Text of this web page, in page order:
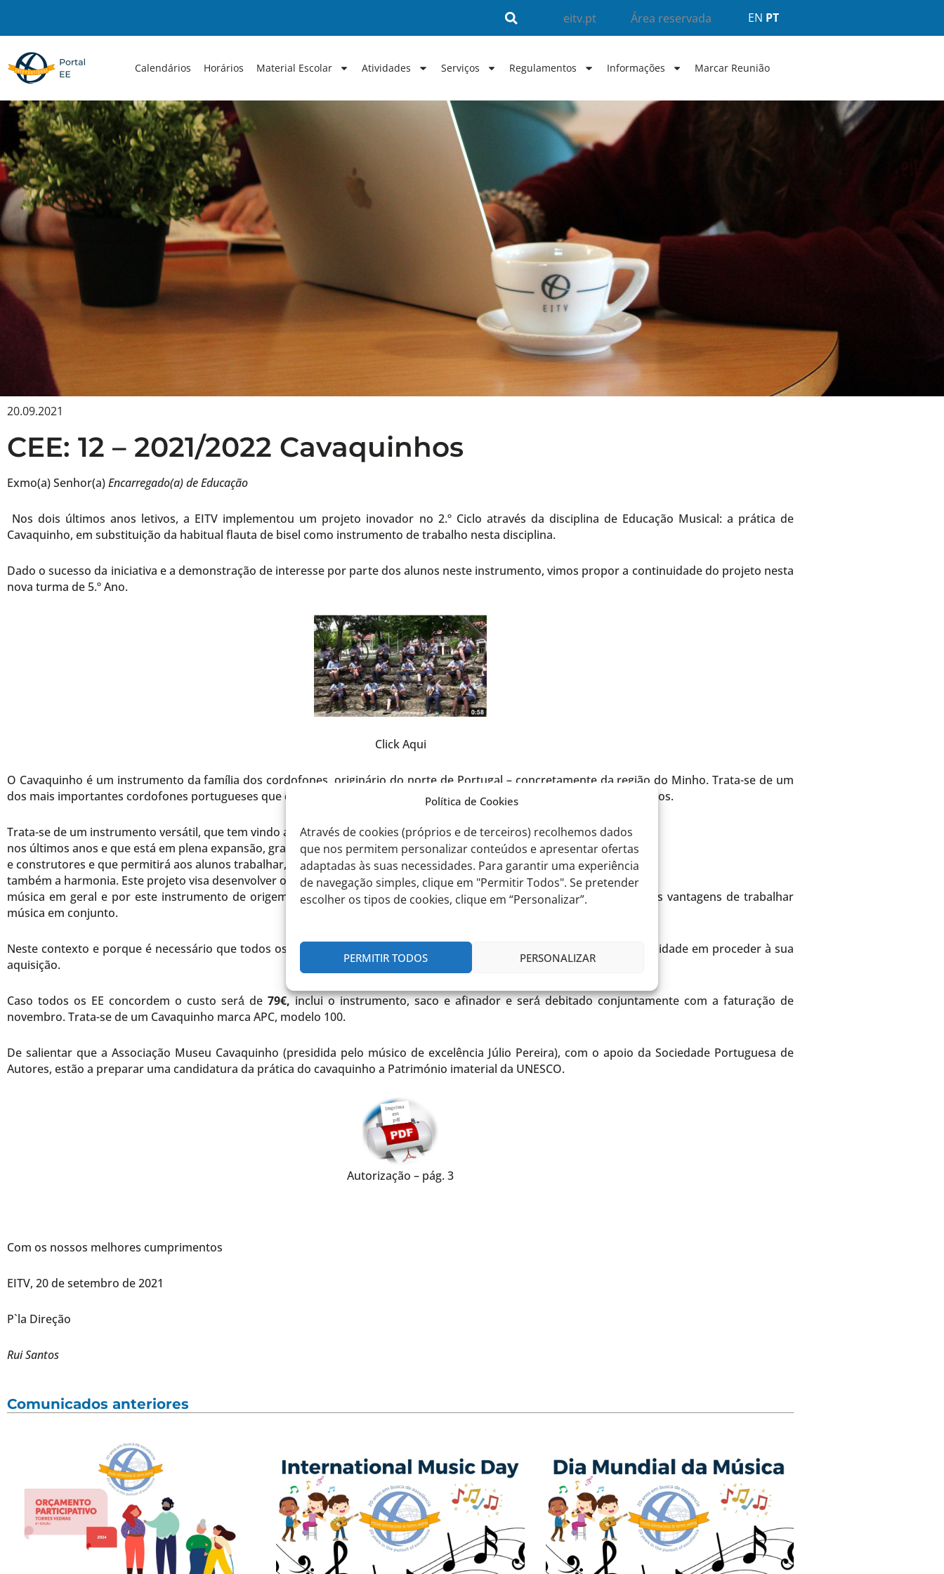
Política de Cookies
Através de cookies (próprios e de terceiros) recolhemos dados
que nos permitem personalizar conteúdos e apresentar ofertas
adaptadas às suas necessidades. Para garantir uma experiência
de navegação simples, clique em "Permitir Todos". Se pretender
escolher os tipos de cookies, clique em “Personalizar”.
PERMITIR TODOS PERSONALIZAR
content
eitv.pt Área reservada EN PT
Calendários Horários Material Escolar Atividades Serviços Regulamentos Informações Marcar Reunião
20.09.2021
CEE: 12 – 2021/2022 Cavaquinhos
Exmo(a) Senhor(a)Encarregado(a) de Educação
Nos dois últimos anos letivos, a EITV implementou um projeto inovador no 2.º Ciclo através da disciplina de Educação Musical: a prática de
Cavaquinho, em substituição da habitual flauta de bisel como instrumento de trabalho nesta disciplina.
Dado o sucesso da iniciativa e a demonstração de interesse por parte dos alunos neste instrumento, vimos propor a continuidade do projeto nesta
nova turma de 5.º Ano.
Click Aqui
O Cavaquinho é um instrumento da família dos cordofones, originário do norte de Portugal – concretamente da região do Minho. Trata-se de um
dos mais importantes cordofones portugueses que deu origem ao cavaquinho do Brasil ou ao Ukulele do Havai entre outros.
Trata-se de um instrumento versátil, que tem vindo a ganhar notoriedade
nos últimos anos e que está em plena expansão, graças aos novos executantes
e construtores e que permitirá aos alunos trabalhar, não só́ a melodia, mas
também a harmonia. Este projeto visa desenvolver o gosto dos alunos pela
música em geral e por este instrumento de origem portuguesa em particular, mantendo-os motivados e explorando as vantagens de trabalhar
música em conjunto.
Neste contexto e porque é necessário que todos os alunos possuam o seu instrumento, vimos indagar da sua disponibilidade em proceder à sua
aquisição.
Caso todos os EE concordem o custo será́ de 79€,inclui o instrumento, saco e afinador e será́ debitado conjuntamente com a faturação de
novembro. Trata-se de um Cavaquinho marca APC, modelo 100.
De salientar que a Associação Museu Cavaquinho (presidida pelo músico de excelência Júlio Pereira), com o apoio da Sociedade Portuguesa de
Autores, estão a preparar uma candidatura da prática do cavaquinho a Património imaterial da UNESCO.
Autorização – pág. 3
Com os nossos melhores cumprimentos
EITV, 20 de setembro de 2021
P`la Direção
Rui Santos
Comunicados anteriores